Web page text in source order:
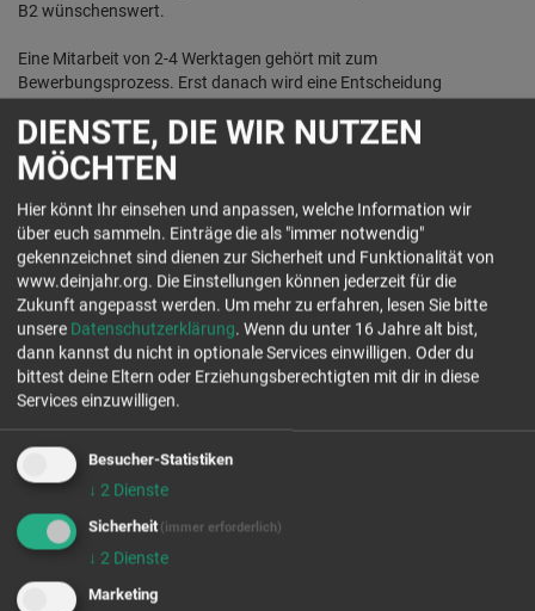
B2 wünschenswert.
Eine Mitarbeit von 2-4 Werktagen gehört mit zum
Bewerbungsprozess. Erst danach wird eine Entscheidung
DEIN KONTAKT
Wörnersberger Anker e.V.
Hauptstr. 32
72299 Wörnersberg
Tel.: 07453 9495-25
www.ankernetz.de
Jetzt Kontakt aufnehmen
freie Plätze Jahrgang 26/27
freie Plätze Jahrgang 27/28
Stellenanzahl 10
EINSATZFELDER
DIENSTE, DIE WIR NUTZEN
MÖCHTEN
Hier könnt Ihr einsehen und anpassen, welche Information wir
über euch sammeln. Einträge die als "immer notwendig"
gekennzeichnet sind dienen zur Sicherheit und Funktionalität von
www.deinjahr.org. Die Einstellungen können jederzeit für die
Zukunft angepasst werden. Um mehr zu erfahren, lesen Sie bitte
unsere Datenschutzerklärung. Wenn du unter 16 Jahre alt bist,
dann kannst du nicht in optionale Services einwilligen. Oder du
bittest deine Eltern oder Erziehungsberechtigten mit dir in diese
Services einzuwilligen.
Besucher-Statistiken
↓ 2 Dienste
Sicherheit (immer erforderlich)
↓ 2 Dienste
Marketing